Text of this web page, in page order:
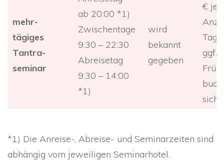
mehr-
tägiges
Tantra-
seminar
ab 20:00 *1)
Zwischentage
9:30 – 22:30
Abreisetag
9:30 – 14:00
*1)
wird
bekannt
gegeben
€ je
Tage.
ggf.
*1) Die Anreise-, Abreise- und Seminarzeiten sind
abhängig vom jeweiligen Seminarhotel.